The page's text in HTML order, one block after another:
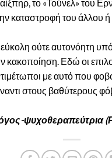
το «Τούνελ» του
καταστροφή του άλλου
εύκολη ούτε αυτονόητη
κακοποίηση. Εδώ οι
με αυτό που
στους βαθύτερους
ψυχοθεραπεύτρια